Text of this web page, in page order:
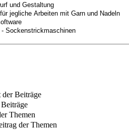
Beiträge
Themen
der Themen